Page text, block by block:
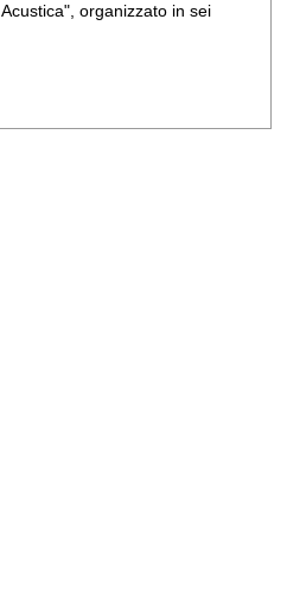
organizzato in sei